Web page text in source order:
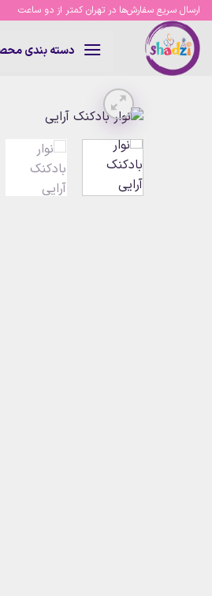
Skip
content
ارسال سریع سفارش‌ها در تهران کمتر از دو ساعت
دسته بندی